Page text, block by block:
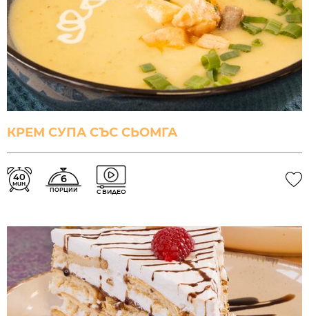
КРЕМ СУПА СЪС СЬОМГА
40
мин. 6
ПОРЦИИ С ВИДЕО